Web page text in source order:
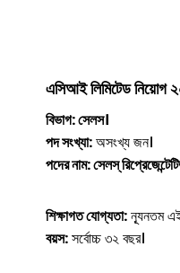
এসিআই লিমিটেডনিয়োগ
বিভাগ: সেলস।
পদ সংখ্যা:অসংখ্য জন।
পদের নাম: সেলস্
শিক্ষাগত যোগ্যতা:ন্যূনতম
বয়স:সর্বোচ্চ ৩২ বছর।